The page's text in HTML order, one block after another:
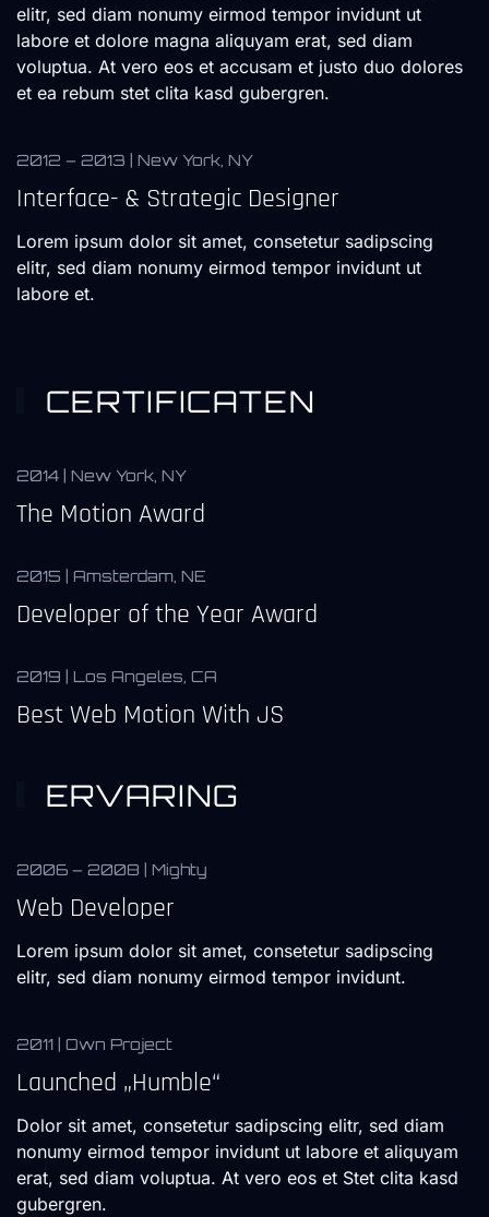
elitr, sed diam nonumy eirmod tempor invidunt ut
labore et dolore magna aliquyam erat, sed diam
voluptua. At vero eos et accusam et justo duo dolores
et ea rebum stet clita kasd gubergren.
2012 – 2013 | New York, NY
Interface- & Strategic Designer
Lorem ipsum dolor sit amet, consetetur sadipscing
elitr, sed diam nonumy eirmod tempor invidunt ut
labore et.
CERTIFICATEN
2014 | New York, NY
The Motion Award
2015 | Amsterdam, NE
Developer of the Year Award
2019 | Los Angeles, CA
Best Web Motion With JS
ERVARING
2006 – 2008 | Mighty
Web Developer
Lorem ipsum dolor sit amet, consetetur sadipscing
elitr, sed diam nonumy eirmod tempor invidunt.
2011 | Own Project
Launched „Humble“
Dolor sit amet, consetetur sadipscing elitr, sed diam
nonumy eirmod tempor invidunt ut labore et aliquyam
erat, sed diam voluptua. At vero eos et Stet clita kasd
gubergren.